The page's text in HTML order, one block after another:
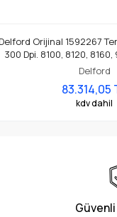
Delford Orijinal 1592267
300 Dpi. 8100, 8120, 8160,
Etiket Yazıcı İçin
Delford
83.314,05
kdv dahil
Güvenli